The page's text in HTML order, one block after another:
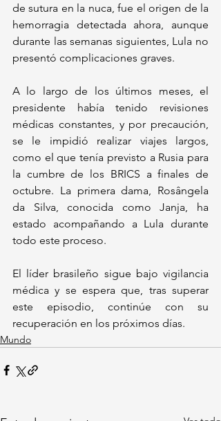
de sutura en la nuca, fue el origen de la
hemorragia detectada ahora, aunque
durante las semanas siguientes, Lula no
presentó complicaciones graves.
A lo largo de los últimos meses, el
presidente había tenido revisiones
médicas constantes, y por precaución,
se le impidió realizar viajes largos,
como el que tenía previsto a Rusia para
la cumbre de los BRICS a finales de
octubre. La primera dama, Rosângela
da Silva, conocida como Janja, ha
estado acompañando a Lula durante
todo este proceso.
El líder brasileño sigue bajo vigilancia
médica y se espera que, tras superar
este episodio, continúe con su
recuperación en los próximos días.
Mundo